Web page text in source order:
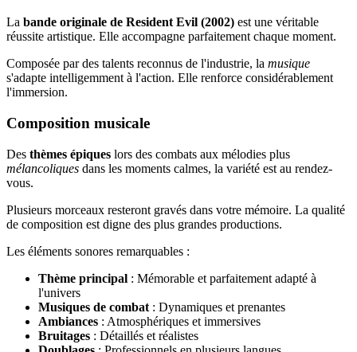
La bande originale de Resident Evil (2002) est une véritable
réussite artistique. Elle accompagne parfaitement chaque moment.
Composée par des talents reconnus de l'industrie, la musique
s'adapte intelligemment à l'action. Elle renforce considérablement
l'immersion.
Composition musicale
Des thèmes épiques lors des combats aux mélodies plus
mélancoliques dans les moments calmes, la variété est au rendez-
vous.
Plusieurs morceaux resteront gravés dans votre mémoire. La qualité
de composition est digne des plus grandes productions.
Les éléments sonores remarquables :
Thème principal : Mémorable et parfaitement adapté à
l'univers
Musiques de combat : Dynamiques et prenantes
Ambiances : Atmosphériques et immersives
Bruitages : Détaillés et réalistes